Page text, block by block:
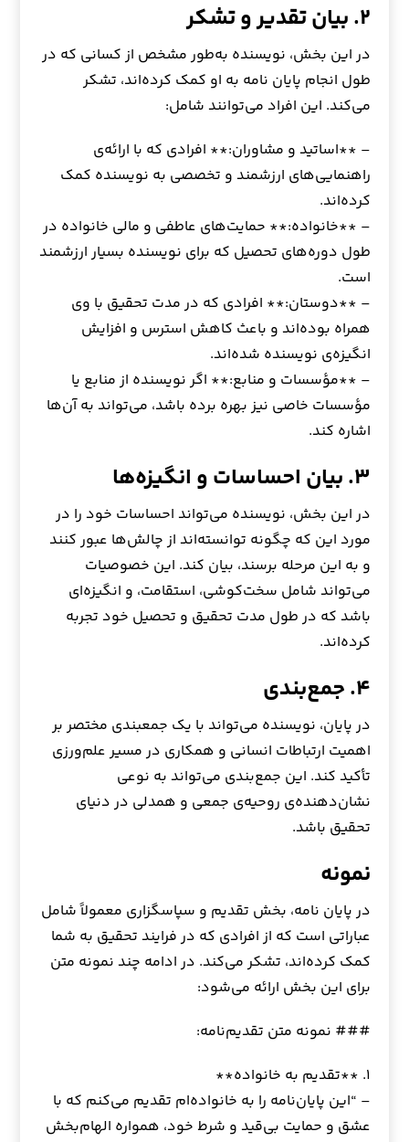
۲. بیان تقدیر و تشکر
در این بخش، نویسنده به‌طور مشخص از کسانی که در
طول انجام پایان نامه به او کمک کرده‌اند، تشکر
می‌کند. این افراد می‌توانند شامل:
– **اساتید و مشاوران:** افرادی که با ارائه‌ی
راهنمایی‌های ارزشمند و تخصصی به نویسنده کمک
کرده‌اند.
– **خانواده:** حمایت‌های عاطفی و مالی خانواده در
طول دوره‌های تحصیل که برای نویسنده بسیار ارزشمند
است.
– **دوستان:** افرادی که در مدت تحقیق با وی
همراه بوده‌اند و باعث کاهش استرس و افزایش
انگیزه‌ی نویسنده شده‌اند.
– **مؤسسات و منابع:** اگر نویسنده از منابع یا
مؤسسات خاصی نیز بهره برده باشد، می‌تواند به آن‌ها
اشاره کند.
۳. بیان احساسات و انگیزه‌ها
در این بخش، نویسنده می‌تواند احساسات خود را در
مورد این که چگونه توانسته‌اند از چالش‌ها عبور کنند
و به این مرحله برسند، بیان کند. این خصوصیات
می‌تواند شامل سخت‌کوشی، استقامت، و انگیزه‌ای
باشد که در طول مدت تحقیق و تحصیل خود تجربه
کرده‌اند.
۴. جمع‌بندی
در پایان، نویسنده می‌تواند با یک جمعبندی مختصر بر
اهمیت ارتباطات انسانی و همکاری در مسیر علم‌ورزی
تأکید کند. این جمع‌بندی می‌تواند به نوعی
نشان‌دهنده‌ی روحیه‌ی جمعی و همدلی در دنیای
تحقیق باشد.
نمونه
در پایان نامه، بخش تقدیم و سپاسگزاری معمولاً شامل
عباراتی است که از افرادی که در فرایند تحقیق به شما
کمک کرده‌اند، تشکر می‌کند. در ادامه چند نمونه متن
برای این بخش ارائه می‌شود:
### نمونه متن تقدیم‌نامه:
۱. **تقدیم به خانواده**
– “این پایان‌نامه را به خانواده‌ام تقدیم می‌کنم که با
عشق و حمایت بی‌قید و شرط خود، همواره الهام‌بخش